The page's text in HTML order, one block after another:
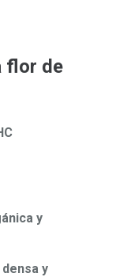
flor de
y
y